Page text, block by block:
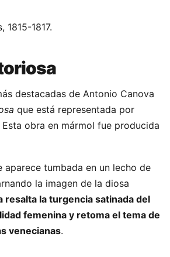
1815-1817.
destacadas de Antonio Canova
que está representada por
Esta obra en mármol fue producida
aparece tumbada en un lecho de
la imagen de la diosa
resalta la turgencia satinada del
femenina y retoma el tema de
venecianas.